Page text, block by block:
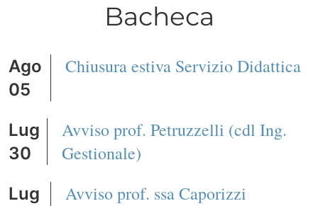
Bacheca
Ago
05
Chiusura estiva Servizio Didattica
Lug
30
Avviso prof. Petruzzelli (cdl Ing.
Gestionale)
Lug
Avviso prof. ssa Caporizzi